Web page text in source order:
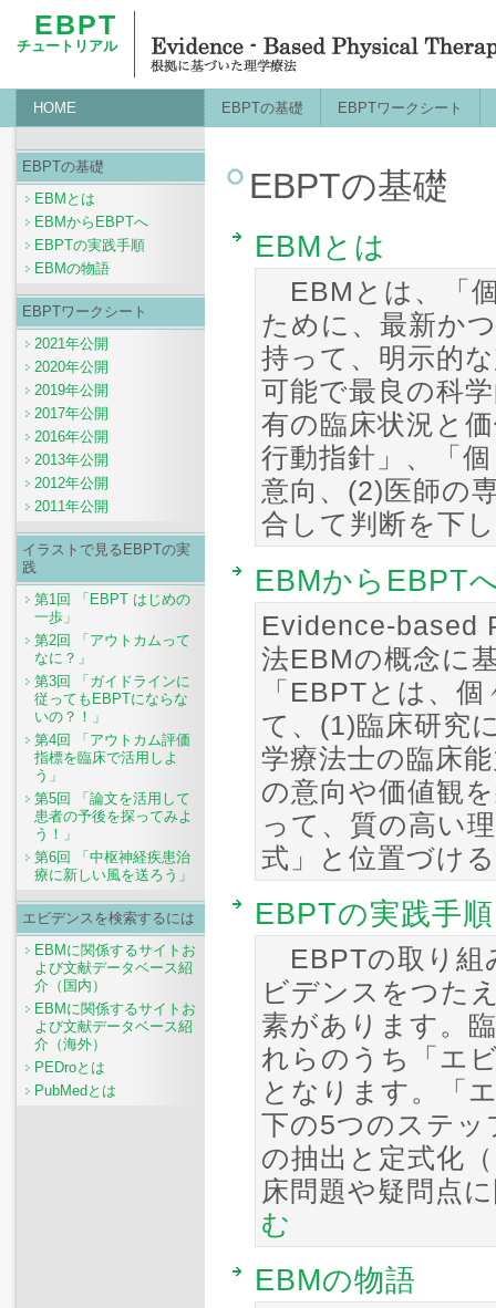
EBPT
チュートリアル
HOME EBPTの基礎 EBPTワークシート
EBPTの基礎
EBMとは
EBMとは、「
ために、最新か
持って、明示的
可能で最良の科
有の臨床状況と
行動指針」、「
意向、(2)医師の
合して判断を下
EBMからEBPT
Evidence-based
法EBMの概念に
「EBPTとは、
て、(1)臨床研究
学療法士の臨床
の意向や価値観
って、質の高い
式」と位置づけ
EBPTの実践手順
EBPTの取り組
ビデンスをつた
素があります。
れらのうち「エ
となります。「
下の5つのステッ
の抽出と定式化
床問題や疑問点
む
EBMの物語
EBPTの基礎
EBMとは
EBMからEBPTへ
EBPTの実践手順
EBMの物語
EBPTワークシート
2021年公開
2020年公開
2019年公開
2017年公開
2016年公開
2013年公開
2012年公開
2011年公開
イラストで見るEBPTの実
践
第1回 「EBPT はじめの
一歩」
第2回 「アウトカムって
なに？」
第3回 「ガイドラインに
従ってもEBPTにならな
いの？！」
第4回 「アウトカム評価
指標を臨床で活用しよ
う」
第5回 「論文を活用して
患者の予後を探ってみよ
う！」
第6回 「中枢神経疾患治
療に新しい風を送ろう」
エビデンスを検索するには
EBMに関係するサイトお
よび文献データベース紹
介（国内）
EBMに関係するサイトお
よび文献データベース紹
介（海外）
PEDroとは
PubMedとは